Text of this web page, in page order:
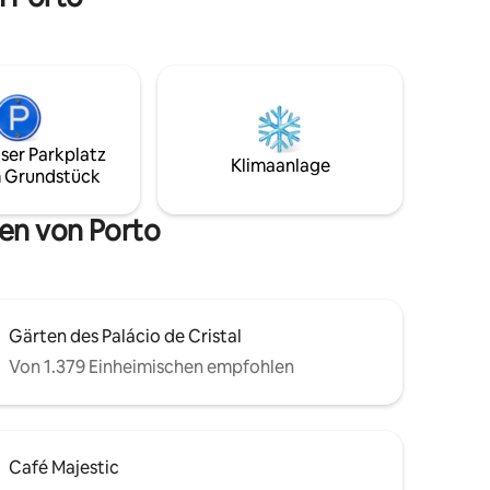
Parkplatz
Grundstück
Klimaanlage
von Porto
Gärten des Palácio de Cristal
Von 1.379 Einheimischen empfohlen
Café Majestic